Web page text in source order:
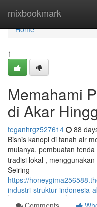
mixbookmark
Home
Home
1
Memahami
di Akar
teganhrgz527614 88
Bisnis kanopi di tanah air
mulanya, pembuatan
tradisi lokal ,
Seiring
https://
industri-struktur-indonesia-